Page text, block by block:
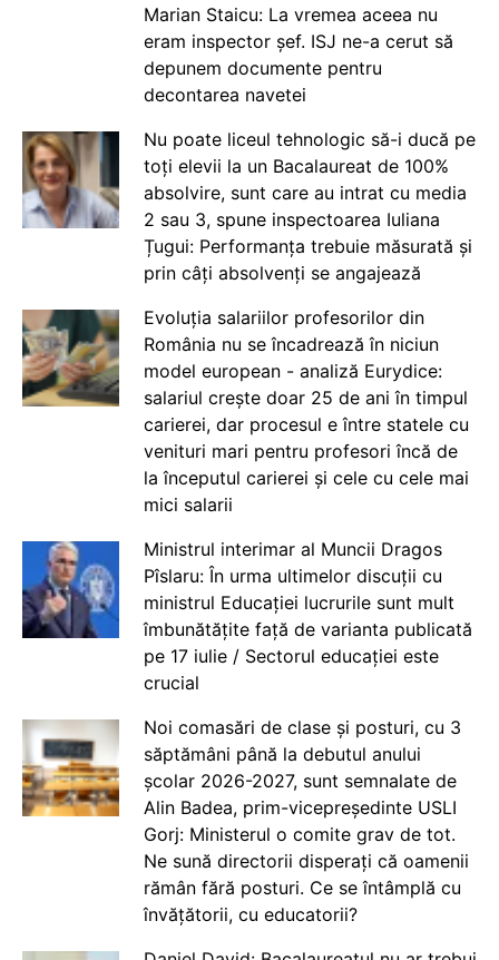
Marian Staicu: La vremea aceea nu
eram inspector șef. ISJ ne-a cerut să
depunem documente pentru
decontarea navetei
Nu poate liceul tehnologic să-i ducă pe
toți elevii la un Bacalaureat de 100%
absolvire, sunt care au intrat cu media
2 sau 3, spune inspectoarea Iuliana
Țugui: Performanța trebuie măsurată și
prin câți absolvenți se angajează
Evoluția salariilor profesorilor din
România nu se încadrează în niciun
model european - analiză Eurydice:
salariul crește doar 25 de ani în timpul
carierei, dar procesul e între statele cu
venituri mari pentru profesori încă de
la începutul carierei și cele cu cele mai
mici salarii
Ministrul interimar al Muncii Dragos
Pîslaru: În urma ultimelor discuții cu
ministrul Educației lucrurile sunt mult
îmbunătățite față de varianta publicată
pe 17 iulie / Sectorul educației este
crucial
Noi comasări de clase și posturi, cu 3
săptămâni până la debutul anului
școlar 2026-2027, sunt semnalate de
Alin Badea, prim-vicepreședinte USLI
Gorj: Ministerul o comite grav de tot.
Ne sună directorii disperați că oamenii
rămân fără posturi. Ce se întâmplă cu
învățătorii, cu educatorii?